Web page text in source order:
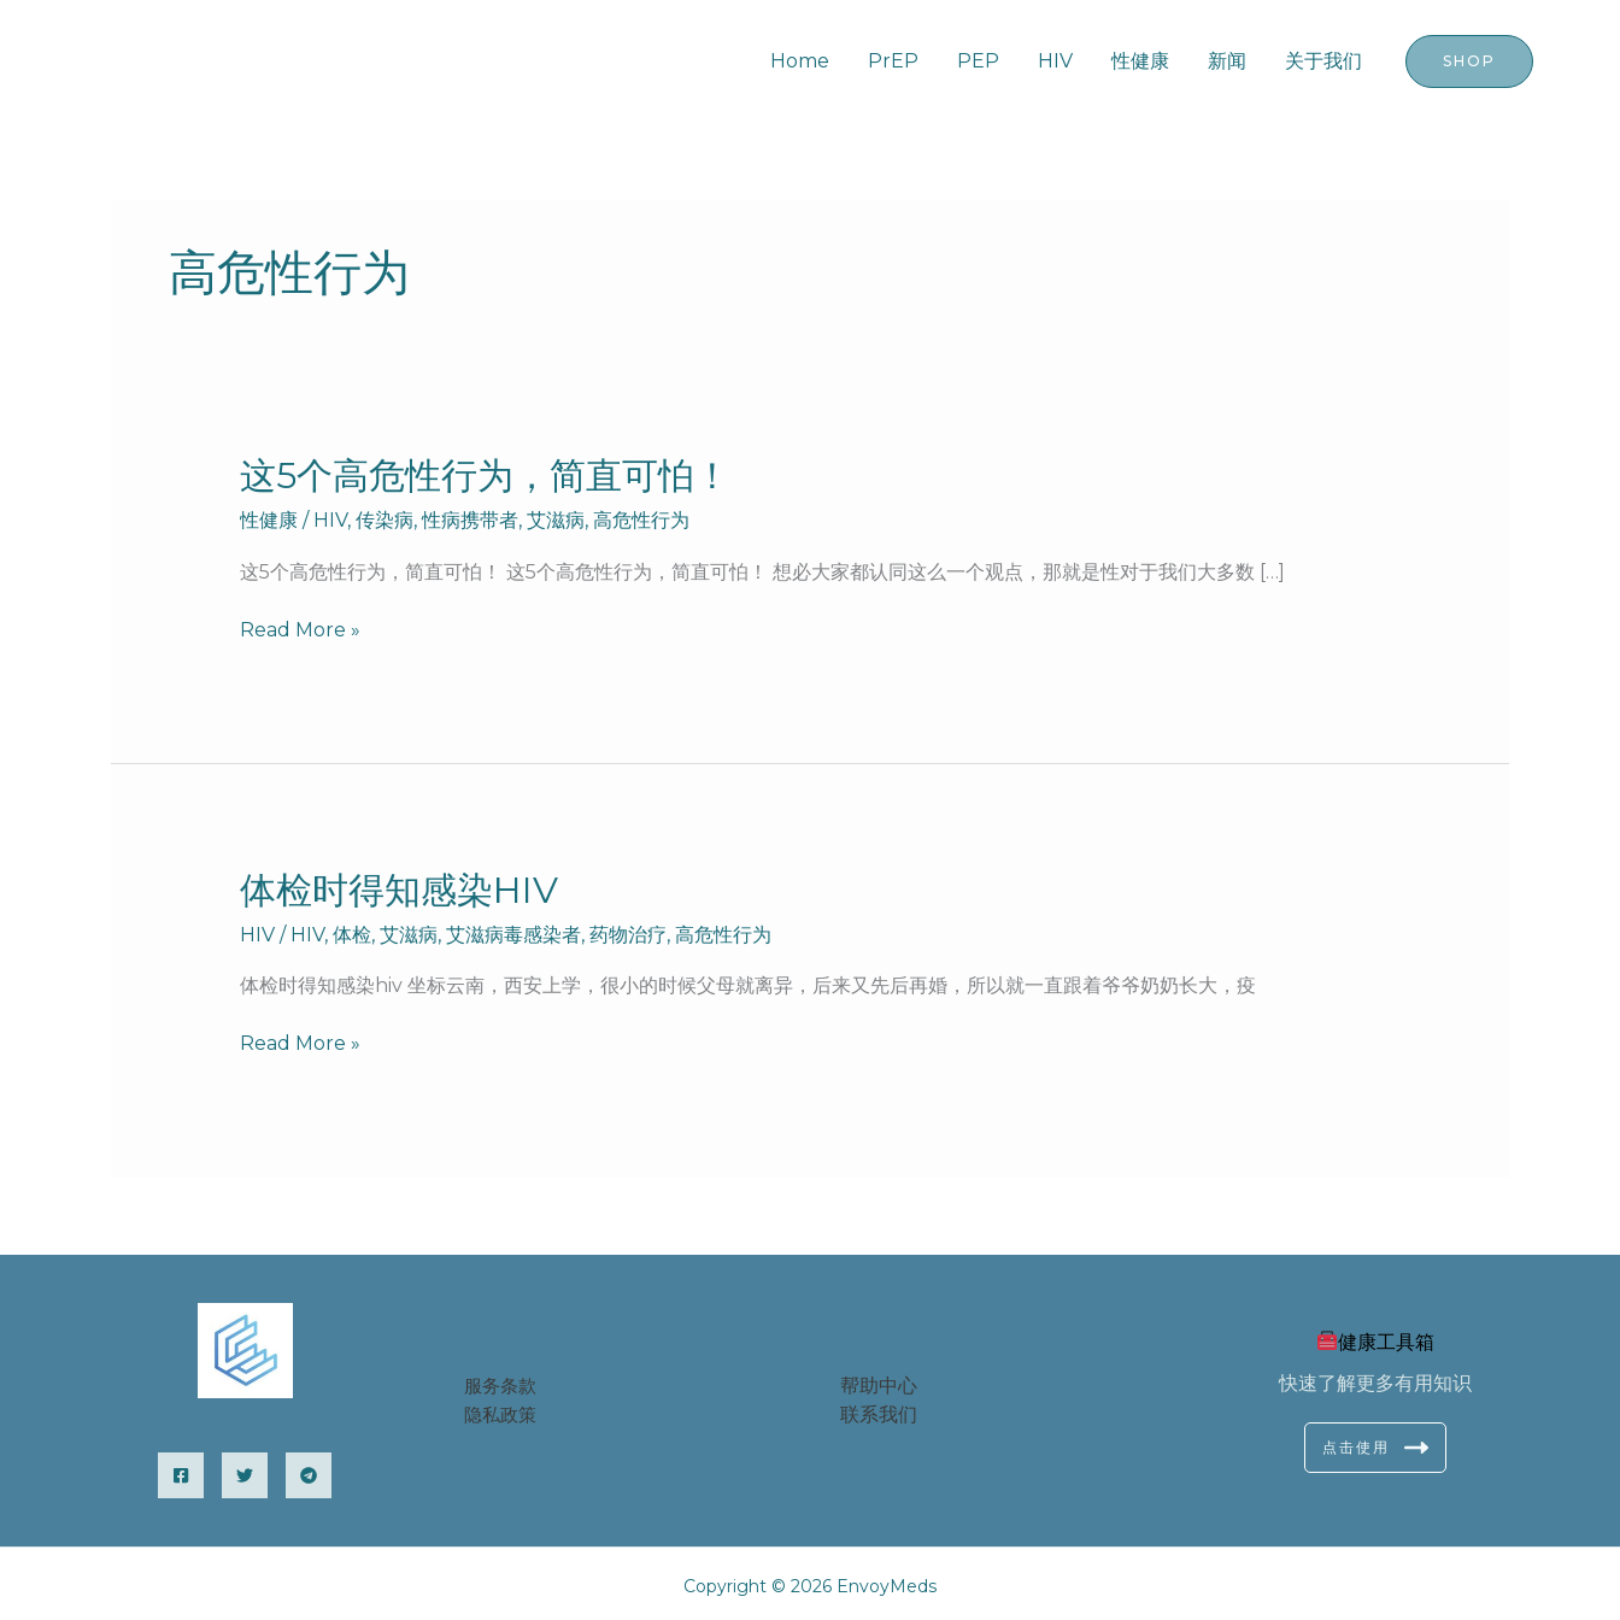
Home PrEP PEP HIV 性健康 新闻 关于我们 SHOP
高危性行为
这5个高危性行为，简直可怕！
性健康/ HIV, 传染病,性病携带者, 艾滋病, 高危性行为
这5个高危性行为，简直可怕！ 这5个高危性行为，简直可怕！ 想必大家都认同这么一个观点，那就是性对于我们大多数 […]
这
5
个
危
行
Read More »
体检时得知感染HIV
HIV/ HIV, 体检, 艾滋病, 艾滋病毒感染者, 药物治疗, 高危性行为
体检时得知感染hiv 坐标云南，西安上学，很小的时候父母就离异，后来又先后再婚，所以就一直跟着爷爷奶奶长大，疫
体
检
时
知
染
Read More »
服务条款
隐私政策
帮助中心
联系我们
健康工具箱
快速了解更多有用知识
点击使用
Copyright © 2026 EnvoyMeds